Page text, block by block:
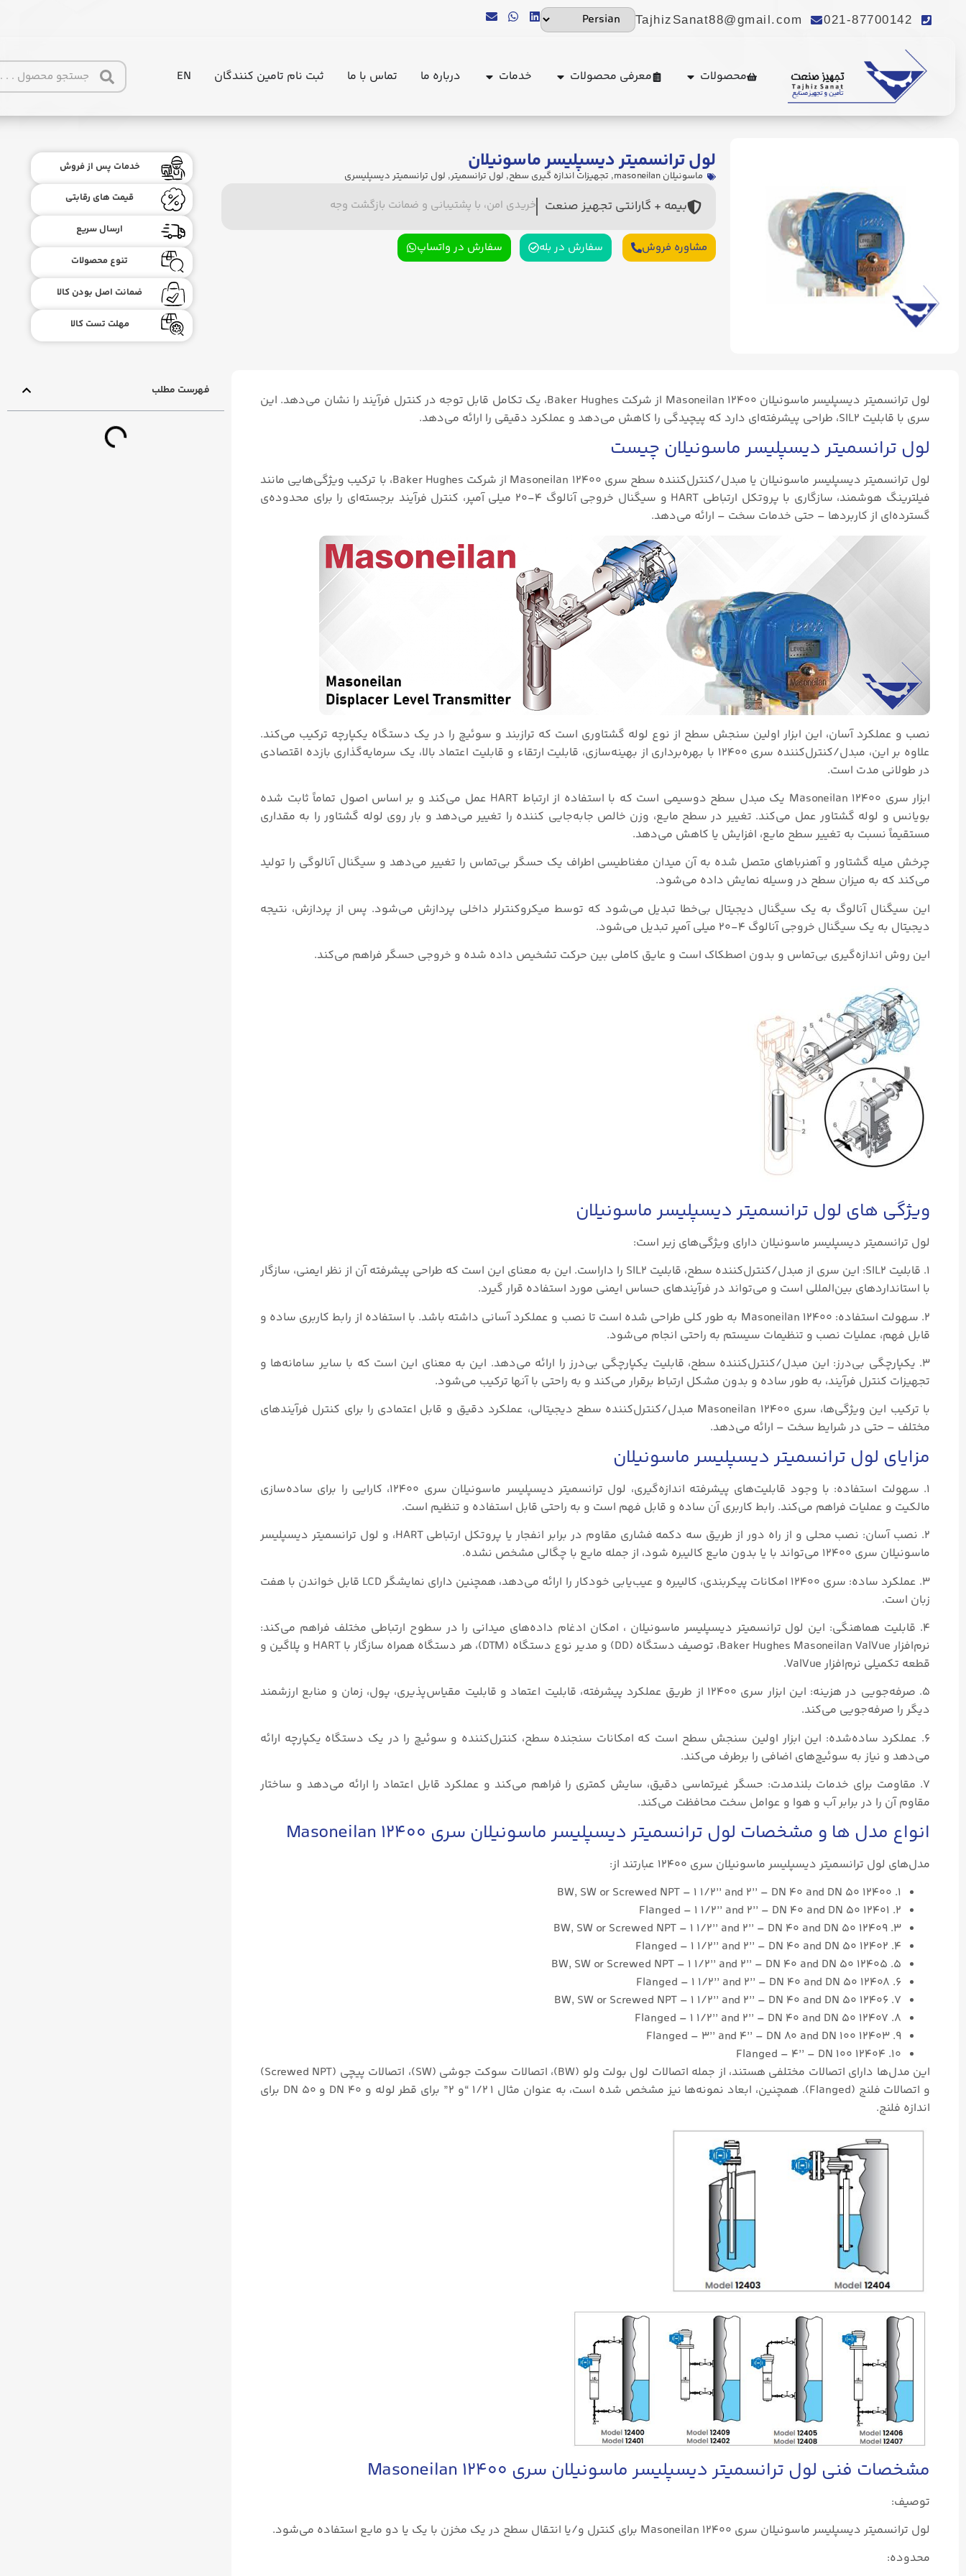
021-87700142
TajhizSanat88@gmail.com
محصولات معرفی محصولات خدمات درباره ما تماس با ما ثبت نام تامین کنندگان EN
لول ترانسمیتر دیسپلیسر ماسونیلان
ماسونیلان masoneilan , تجهیزات اندازه گیری سطح, لول ترانسمیتر, لول ترانسمیتر دیسپلیسری
بیمه + گارانتی تجهیز صنعت خریدی امن، با پشتیبانی و ضمانت بازگشت وجه
مشاوره فروش سفارش در بله سفارش در واتساپ
خدمات پس از فروش
قیمت های رقابتی
ارسال سریع
تنوع محصولات
ضمانت اصل بودن کالا
مهلت تست کالا
لول ترانسمیتر دیسپلیسر ماسونیلان ۱۲۴۰۰ Masoneilan از شرکت Baker Hughes، یک تکامل قابل توجه در کنترل فرآیند را نشان می‌دهد. این
سری با قابلیت SIL2، طراحی پیشرفته‌ای دارد که پیچیدگی را کاهش می‌دهد و عملکرد دقیقی را ارائه می‌دهد.
لول ترانسمیتر دیسپلیسر ماسونیلان چیست
لول ترانسمیتر دیسپلیسر ماسونیلان یا مبدل/کنترل‌کننده سطح سری ۱۲۴۰۰ Masoneilan از شرکت Baker Hughes، با ترکیب ویژگی‌هایی مانند
فیلترینگ هوشمند، سازگاری با پروتکل ارتباطی HART و سیگنال خروجی آنالوگ ۴-۲۰ میلی آمپر، کنترل فرآیند برجسته‌ای را برای محدوده‌ی
گسترده‌ای از کاربردها – حتی خدمات سخت – ارائه می‌دهد.
نصب و عملکرد آسان، این ابزار اولین سنجش سطح از نوع لوله گشتاوری است که ترازبند و سوئیچ را در یک دستگاه یکپارچه ترکیب می‌کند.
علاوه بر این، مبدل/کنترل‌کننده سری ۱۲۴۰۰ با بهره‌برداری از بهینه‌سازی، قابلیت ارتقاء و قابلیت اعتماد بالا، یک سرمایه‌گذاری بازده اقتصادی
در طولانی مدت است.
ابزار سری ۱۲۴۰۰ Masoneilan یک مبدل سطح دوسیمی است که با استفاده از ارتباط HART عمل می‌کند و بر اساس اصول تماماً ثابت شده
بویانس و لوله گشتاور عمل می‌کند. تغییر در سطح مایع، وزن خالص جابه‌جایی کننده را تغییر می‌دهد و بار روی لوله گشتاور را به مقداری
مستقیماً نسبت به تغییر سطح مایع، افزایش یا کاهش می‌دهد.
چرخش میله گشتاور و آهنرباهای متصل شده به آن میدان مغناطیسی اطراف یک حسگر بی‌تماس را تغییر می‌دهد و سیگنال آنالوگی را تولید
می‌کند که به میزان سطح در وسیله نمایش داده می‌شود.
این سیگنال آنالوگ به یک سیگنال دیجیتال بی‌خطا تبدیل می‌شود که توسط میکروکنترلر داخلی پردازش می‌شود. پس از پردازش، نتیجه
دیجیتال به یک سیگنال خروجی آنالوگ ۴-۲۰ میلی آمپر تبدیل می‌شود.
این روش اندازه‌گیری بی‌تماس و بدون اصطکاک است و عایق کاملی بین حرکت تشخیص داده شده و خروجی حسگر فراهم می‌کند.
ویژگی های لول ترانسمیتر دیسپلیسر ماسونیلان
لول ترانسمیتر دیسپلیسر ماسونیلان دارای ویژگی‌های زیر است:
۱. قابلیت SIL2: این سری از مبدل/کنترل‌کننده سطح، قابلیت SIL2 را داراست. این به معنای این است که طراحی پیشرفته آن از نظر ایمنی، سازگار
با استانداردهای بین‌المللی است و می‌تواند در فرآیندهای حساس ایمنی مورد استفاده قرار گیرد.
۲. سهولت استفاده: Masoneilan ۱۲۴۰۰ به طور کلی طراحی شده است تا نصب و عملکرد آسانی داشته باشد. با استفاده از رابط کاربری ساده و
قابل فهم، عملیات نصب و تنظیمات سیستم به راحتی انجام می‌شود.
۳. یکپارچگی بی‌درز: این مبدل/کنترل‌کننده سطح، قابلیت یکپارچگی بی‌درز را ارائه می‌دهد. این به معنای این است که با سایر سامانه‌ها و
تجهیزات کنترل فرآیند، به طور ساده و بدون مشکل ارتباط برقرار می‌کند و به راحتی با آنها ترکیب می‌شود.
با ترکیب این ویژگی‌ها، سری ۱۲۴۰۰ Masoneilan مبدل/کنترل‌کننده سطح دیجیتالی، عملکرد دقیق و قابل اعتمادی را برای کنترل فرآیندهای
مختلف – حتی در شرایط سخت – ارائه می‌دهد.
مزایای لول ترانسمیتر دیسپلیسر ماسونیلان
۱. سهولت استفاده: با وجود قابلیت‌های پیشرفته اندازه‌گیری، لول ترانسمیتر دیسپلیسر ماسونیلان سری ۱۲۴۰۰، کارایی را برای ساده‌سازی
مالکیت و عملیات فراهم می‌کند. رابط کاربری آن ساده و قابل فهم است و به راحتی قابل استفاده و تنظیم است.
۲. نصب آسان: نصب محلی و از راه دور از طریق سه دکمه فشاری مقاوم در برابر انفجار یا پروتکل ارتباطی HART، و لول ترانسمیتر دیسپلیسر
ماسونیلان سری ۱۲۴۰۰ می‌تواند با یا بدون مایع کالیبره شود، از جمله مایع با چگالی مشخص نشده.
۳. عملکرد ساده: سری ۱۲۴۰۰ امکانات پیکربندی، کالیبره و عیب‌یابی خودکار را ارائه می‌دهد، همچنین دارای نمایشگر LCD قابل خواندن با هفت
زبان است.
۴. قابلیت هماهنگی: این لول ترانسمیتر دیسپلیسر ماسونیلان ، امکان ادغام داده‌های میدانی را در سطوح ارتباطی مختلف فراهم می‌کند:
نرم‌افزار Baker Hughes Masoneilan ValVue، توصیف دستگاه (DD) و مدیر نوع دستگاه (DTM)، هر دستگاه همراه سازگار با HART و پلاگین و
قطعه تکمیلی نرم‌افزار ValVue.
۵. صرفه‌جویی در هزینه: این ابزار سری ۱۲۴۰۰ از طریق عملکرد پیشرفته، قابلیت اعتماد و قابلیت مقیاس‌پذیری، پول، زمان و منابع ارزشمند
دیگر را صرفه‌جویی می‌کند.
۶. عملکرد ساده‌شده: این ابزار اولین سنجش سطح است که امکانات سنجنده سطح، کنترل‌کننده و سوئیچ را در یک دستگاه یکپارچه ارائه
می‌دهد و نیاز به سوئیچ‌های اضافی را برطرف می‌کند.
۷. مقاومت برای خدمات بلندمدت: حسگر غیرتماسی دقیق، سایش کمتری را فراهم می‌کند و عملکرد قابل اعتماد را ارائه می‌دهد و ساختار
مقاوم آن را در برابر آب و هوا و عوامل سخت محافظت می‌کند.
انواع مدل ها و مشخصات لول ترانسمیتر دیسپلیسر ماسونیلان سری ۱۲۴۰۰ Masoneilan
مدل‌های لول ترانسمیتر دیسپلیسر ماسونیلان سری ۱۲۴۰۰ عبارتند از:
1. 12400 BW, SW or Screwed NPT – 1 1/2’’ and 2’’ – DN 40 and DN 50
2. 12401 Flanged – 1 1/2’’ and 2’’ – DN 40 and DN 50
3. 12409 BW, SW or Screwed NPT – 1 1/2’’ and 2’’ – DN 40 and DN 50
4. 12402 Flanged – 1 1/2’’ and 2’’ – DN 40 and DN 50
5. 12405 BW, SW or Screwed NPT – 1 1/2’’ and 2’’ – DN 40 and DN 50
6. 12408 Flanged – 1 1/2’’ and 2’’ – DN 40 and DN 50
7. 12406 BW, SW or Screwed NPT – 1 1/2’’ and 2’’ – DN 40 and DN 50
8. 12407 Flanged – 1 1/2’’ and 2’’ – DN 40 and DN 50
9. 12403 Flanged – 3’’ and 4’’ – DN 80 and DN 100
10. 12404 Flanged – 4’’ – DN 100
این مدل‌ها دارای اتصالات مختلفی هستند، از جمله اتصالات لول بولت ولو (BW)، اتصالات سوکت جوشی (SW)، اتصالات پیچی (Screwed NPT)
و اتصالات فلنج (Flanged). همچنین، ابعاد نمونه‌ها نیز مشخص شده است، به عنوان مثال ۱ ۱/۲ “و ۲” برای قطر لوله و DN ۴۰ و DN ۵۰ برای
اندازه فلنج.
مشخصات فنی لول ترانسمیتر دیسپلیسر ماسونیلان سری ۱۲۴۰۰ Masoneilan
توصیف:
لول ترانسمیتر دیسپلیسر ماسونیلان سری ۱۲۴۰۰ Masoneilan برای کنترل و/یا انتقال سطح در یک مخزن با یک یا دو مایع استفاده می‌شود.
محدوده:
فهرست مطلب